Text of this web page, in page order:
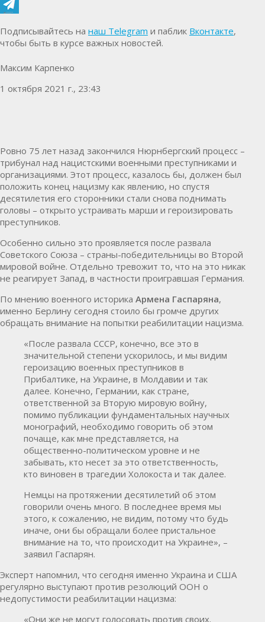
Подписывайтесь на наш Telegram и паблик Вконтакте,
чтобы быть в курсе важных новостей.
Максим Карпенко
1 октября 2021 г., 23:43
Ровно 75 лет назад закончился Нюрнбергский процесс –
трибунал над нацистскими военными преступниками и
организациями. Этот процесс, казалось бы, должен был
положить конец нацизму как явлению, но спустя
десятилетия его сторонники стали снова поднимать
головы – открыто устраивать марши и героизировать
преступников.
Особенно сильно это проявляется после развала
Советского Союза – страны-победительницы во Второй
мировой войне. Отдельно тревожит то, что на это никак
не реагирует Запад, в частности проигравшая Германия.
По мнению военного историка Армена Гаспаряна,
именно Берлину сегодня стоило бы громче других
обращать внимание на попытки реабилитации нацизма.
«После развала СССР, конечно, все это в
значительной степени ускорилось, и мы видим
героизацию военных преступников в
Прибалтике, на Украине, в Молдавии и так
далее. Конечно, Германии, как стране,
ответственной за Вторую мировую войну,
помимо публикации фундаментальных научных
монографий, необходимо говорить об этом
почаще, как мне представляется, на
общественно-политическом уровне и не
забывать, кто несет за это ответственность,
кто виновен в трагедии Холокоста и так далее.
Немцы на протяжении десятилетий об этом
говорили очень много. В последнее время мы
этого, к сожалению, не видим, потому что будь
иначе, они бы обращали более пристальное
внимание на то, что происходит на Украине», –
заявил Гаспарян.
Эксперт напомнил, что сегодня именно Украина и США
регулярно выступают против резолюций ООН о
недопустимости реабилитации нацизма:
«Они же не могут голосовать против своих.